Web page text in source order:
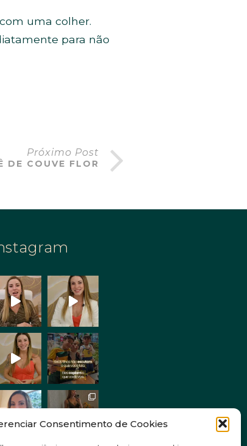
Consentimento de Cookies
uma colher.
para não
Próximo Post
DE COUVE FLOR